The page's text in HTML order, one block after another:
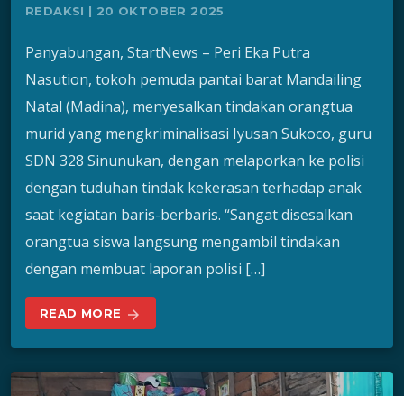
REDAKSI | 20 OKTOBER 2025
Panyabungan, StartNews – Peri Eka Putra
Nasution, tokoh pemuda pantai barat Mandailing
Natal (Madina), menyesalkan tindakan orangtua
murid yang mengkriminalisasi Iyusan Sukoco, guru
SDN 328 Sinunukan, dengan melaporkan ke polisi
dengan tuduhan tindak kekerasan terhadap anak
saat kegiatan baris-berbaris. “Sangat disesalkan
orangtua siswa langsung mengambil tindakan
dengan membuat laporan polisi […]
READ MORE arrow_forward